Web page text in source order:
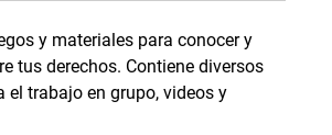
y materiales para conocer y
tus derechos. Contiene diversos
el trabajo en grupo, videos y